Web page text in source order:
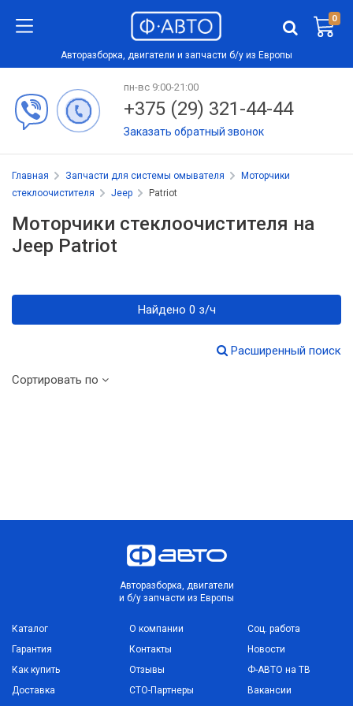
0
Авторазборка, двигатели и запчасти б/у из Европы
пн-вс 9:00-21:00
+375 (29) 321-44-44
Заказать обратный звонок
Главная Запчасти для системы омывателя
Моторчики
стеклоочистителя
Jeep Patriot
Моторчики стеклоочистителя на
Jeep Patriot
Найдено 0 з/ч
Расширенный поиск
Сортировать по
Авторазборка, двигатели
и б/у запчасти из Европы
Каталог
Гарантия
Как купить
Доставка
О компании
Контакты
Отзывы
СТО-Партнеры
Соц. работа
Новости
Ф-АВТО на ТВ
Вакансии